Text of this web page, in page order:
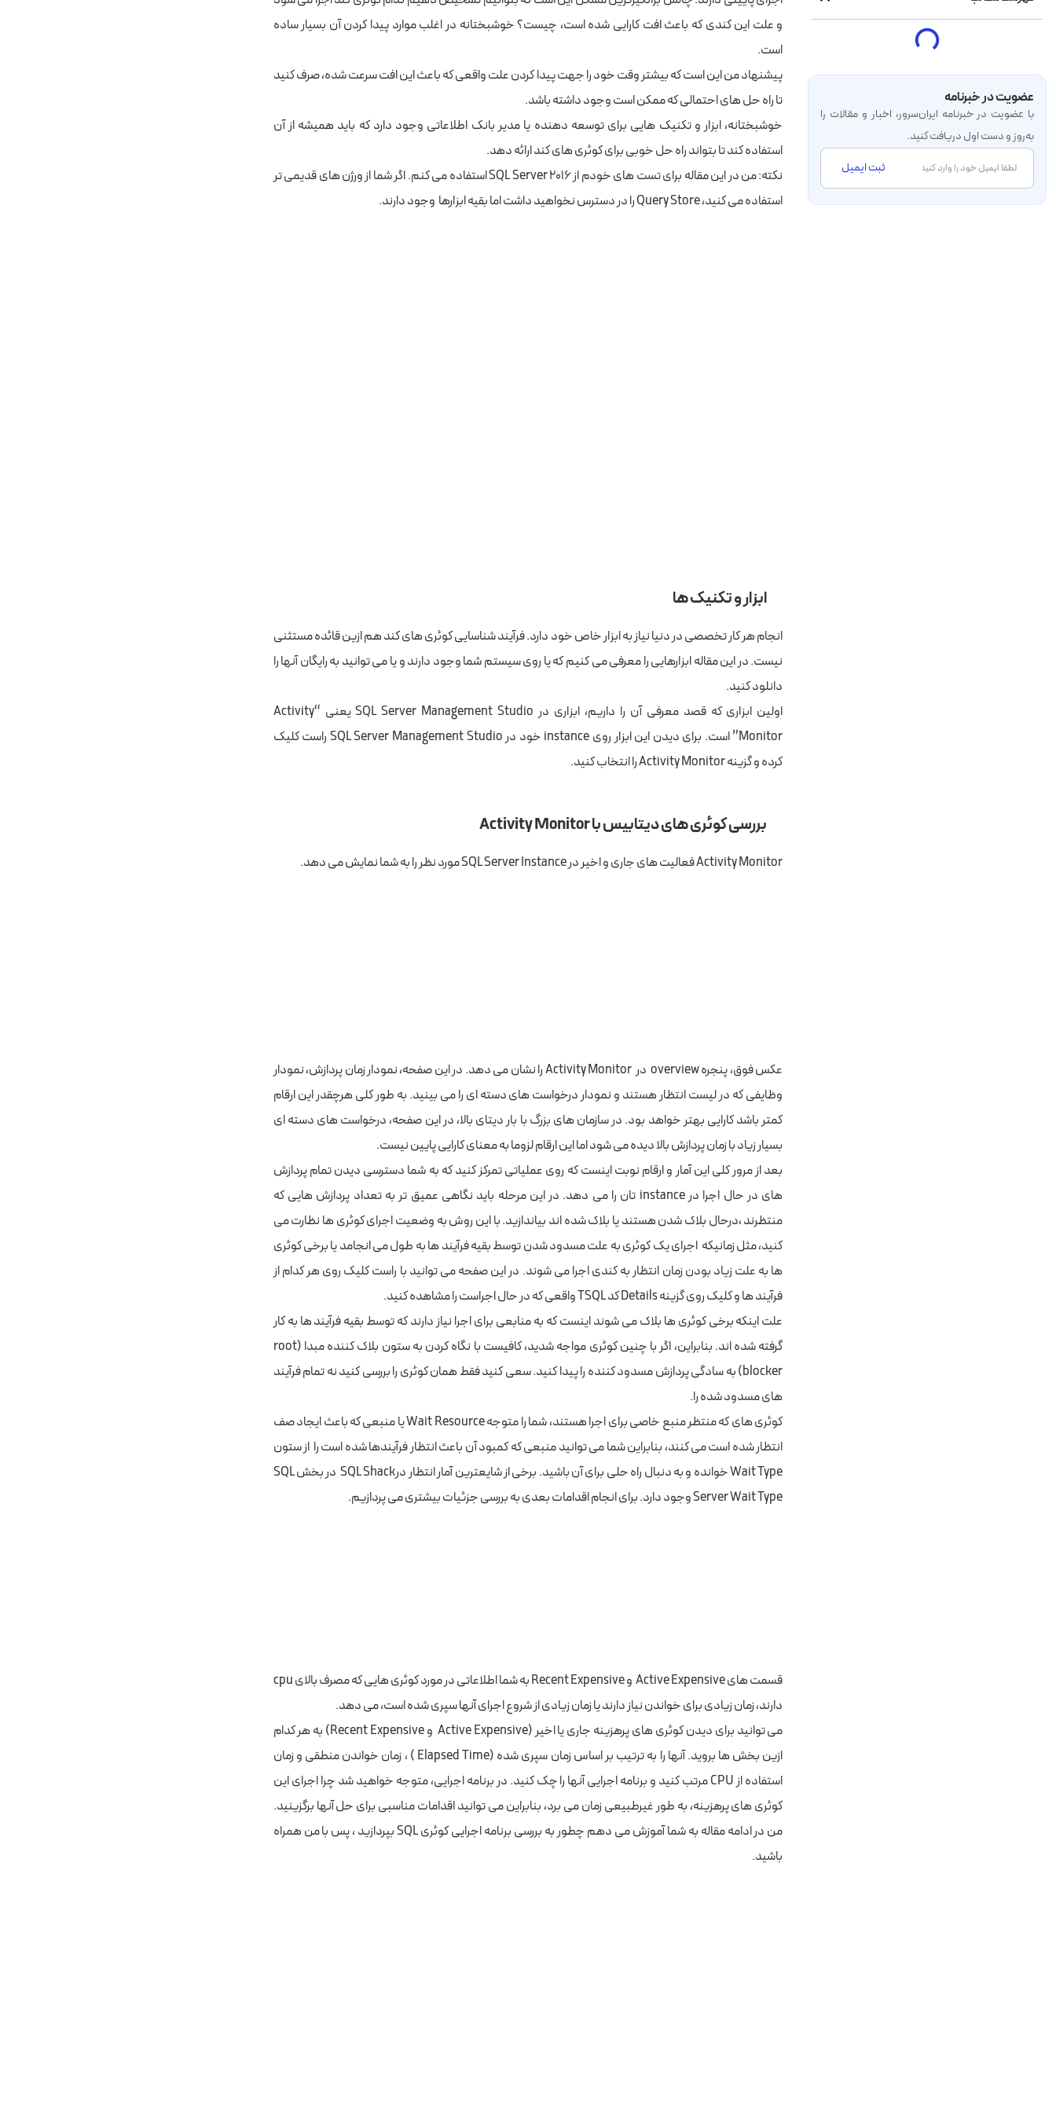
عضویت در خبرنامه
با عضویت در خبرنامه‌ ایران‌سرور، اخبار و مقالات را
به‌روز و دست اول دریافت کنید.
ثبت ایمیل
و علت این کندی که باعث افت کارایی شده است، چیست؟ خوشبختانه در اغلب موارد پیدا کردن آن بسیار ساده
است.
پیشنهاد من این است که بیشتر وقت خود را جهت پیدا کردن علت واقعی که باعث این افت سرعت شده، صرف کنید
تا راه حل های احتمالی که ممکن است وجود داشته باشد.
خوشبختانه، ابزار و تکنیک هایی برای توسعه دهنده یا مدیر بانک اطلاعاتی وجود دارد که باید همیشه از آن
استفاده کند تا بتواند راه حل خوبی برای کوئری های کند ارائه دهد.
نکته: من در این مقاله برای تست های خودم از SQL Server 2016 استفاده می کنم. اگر شما از ورژن های قدیمی تر
استفاده می کنید، Query Store را در دسترس نخواهید داشت اما بقیه ابزارها وجود دارند.
ابزار و تکنیک ها
انجام هر کار تخصصی در دنیا نیاز به ابزار خاص خود دارد. فرآیند شناسایی کوئری های کند هم ازین قائده مستثنی
نیست. در این مقاله ابزارهایی را معرفی می کنیم که یا روی سیستم شما وجود دارند و یا می توانید به رایگان آنها را
دانلود کنید.
اولین ابزاری که قصد معرفی آن را داریم، ابزاری در SQL Server Management Studio یعنی “Activity
Monitor” است. برای دیدن این ابزار روی instance خود در SQL Server Management Studio راست کلیک
کرده و گزینه Activity Monitor را انتخاب کنید.
بررسی کوئری های دیتابیس با Activity Monitor
Activity Monitor فعالیت های جاری و اخیر در SQL Server Instance مورد نظر را به شما نمایش می دهد.
عکس فوق، پنجره overview در Activity Monitor را نشان می دهد. در این صفحه، نمودار زمان پردازش، نمودار
وظایفی که در لیست انتظار هستند و نمودار درخواست های دسته ای را می بینید. به طور کلی هرچقدر این ارقام
کمتر باشد کارایی بهتر خواهد بود. در سازمان های بزرگ با بار دیتای بالا، در این صفحه، درخواست های دسته ای
بسیار زیاد با زمان پردازش بالا دیده می شود اما این ارقام لزوما به معنای کارایی پایین نیست.
بعد از مرور کلی این آمار و ارقام نوبت اینست که روی عملیاتی تمرکز کنید که به شما دسترسی دیدن تمام پردازش
های در حال اجرا در instance تان را می دهد. در این مرحله باید نگاهی عمیق تر به تعداد پردازش هایی که
منتظرند ،درحال بلاک شدن هستند یا بلاک شده اند بیاندازید. با این روش به وضعیت اجرای کوئری ها نظارت می
کنید، مثل زمانیکه اجرای یک کوئری به علت مسدود شدن توسط بقیه فرآیند ها به طول می انجامد یا برخی کوئری
ها به علت زیاد بودن زمان انتظار به کندی اجرا می شوند. در این صفحه می توانید با راست کلیک روی هر کدام از
فرآیند ها و کلیک روی گزینه Details کد TSQL واقعی که در حال اجراست را مشاهده کنید.
علت اینکه برخی کوئری ها بلاک می شوند اینست که به منابعی برای اجرا نیاز دارند که توسط بقیه فرآیند ها به کار
گرفته شده اند. بنابراین، اگر با چنین کوئری مواجه شدید، کافیست با نگاه کردن به ستون بلاک کننده مبدا (root
blocker) به سادگی پردازش مسدود کننده را پیدا کنید. سعی کنید فقط همان کوئری را بررسی کنید نه تمام فرآیند
های مسدود شده را.
کوئری های که منتظر منبع خاصی برای اجرا هستند، شما را متوجه Wait Resource یا منبعی که باعث ایجاد صف
انتظار شده است می کنند، بنابراین شما می توانید منبعی که کمبود آن باعث انتظار فرآیندها شده است را از ستون
Wait Type خوانده و به دنبال راه حلی برای آن باشید. برخی از شایعترین آمار انتظار درSQL Shack در بخش SQL
Server Wait Type وجود دارد. برای انجام اقدامات بعدی به بررسی جزئیات بیشتری می پردازیم.
قسمت های Active Expensive و Recent Expensive به شما اطلاعاتی در مورد کوئری هایی که مصرف بالای cpu
دارند، زمان زیادی برای خواندن نیاز دارند یا زمان زیادی از شروع اجرای آنها سپری شده است، می دهد.
می توانید برای دیدن کوئری های پرهزینه جاری یا اخیر (Active Expensive و Recent Expensive) به هر کدام
ازین بخش ها بروید. آنها را به ترتیب بر اساس زمان سپری شده (Elapsed Time ) ، زمان خواندن منطقی و زمان
استفاده از CPU مرتب کنید و برنامه اجرایی آنها را چک کنید. در برنامه اجرایی، متوجه خواهید شد چرا اجرای این
کوئری های پرهزینه، به طور غیرطبیعی زمان می برد، بنابراین می توانید اقدامات مناسبی برای حل آنها برگزینید.
من در ادامه مقاله به شما آموزش می دهم چطور به بررسی برنامه اجرایی کوئری SQL بپردازید ، پس با من همراه
باشید.